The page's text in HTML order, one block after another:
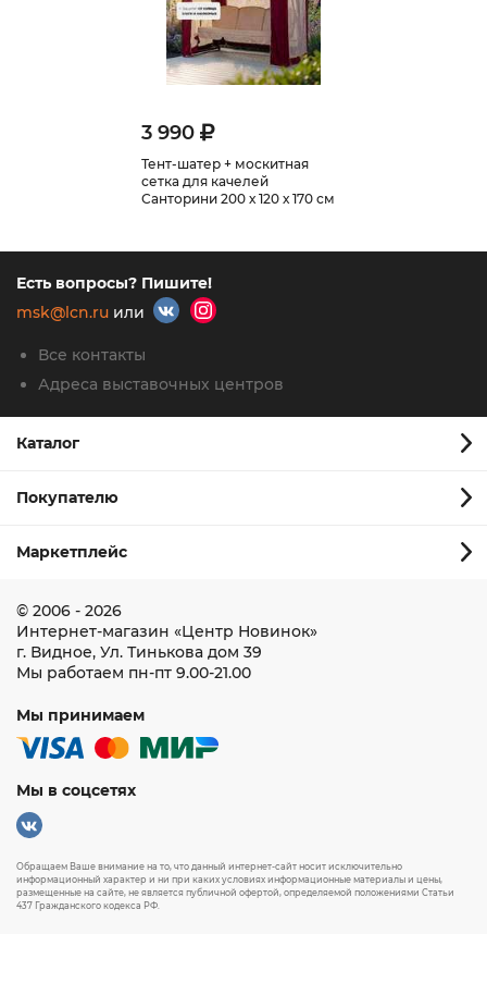
3 990
Тент-шатер + москитная
сетка для качелей
Санторини 200 х 120 х 170 см
Есть вопросы? Пишите!
msk@lcn.ru или
Все контакты
Адреса выставочных центров
Каталог
Покупателю
Маркетплейс
© 2006 - 2026
Интернет-магазин «Центр Новинок»
г. Видное, Ул. Тинькова дом 39
Мы работаем пн-пт 9.00-21.00
Мы принимаем
Мы в соцсетях
Обращаем Ваше внимание на то, что данный интернет-сайт носит исключительно
информационный характер и ни при каких условиях информационные материалы и цены,
размещенные на сайте, не является публичной офертой, определяемой положениями Статьи
437 Гражданского кодекса РФ.